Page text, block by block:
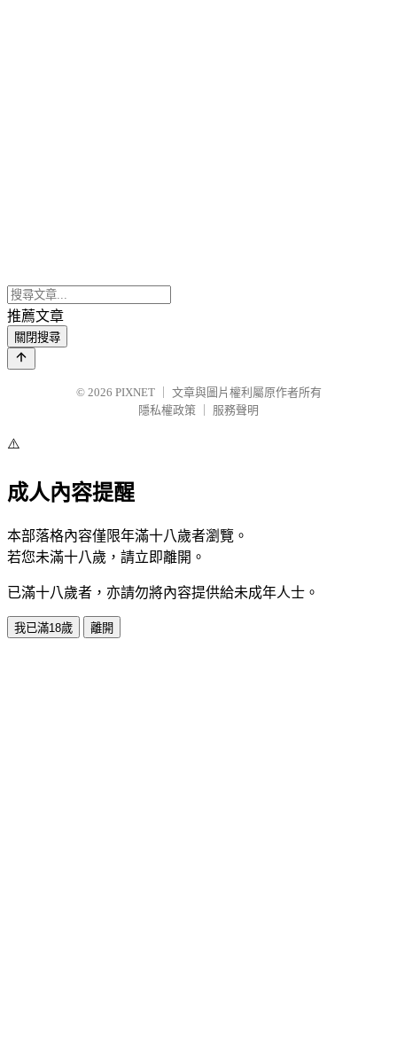
推薦文章
關閉搜尋
© 2026 PIXNET
文章與圖片權利屬原作者所有
隱私權政策
服務聲明
⚠️
成人內容提醒
本部落格內容僅限年滿十八歲者瀏覽。
若您未滿十八歲，請立即離開。
已滿十八歲者，亦請勿將內容提供給未成年人士。
我已滿18歲 離開